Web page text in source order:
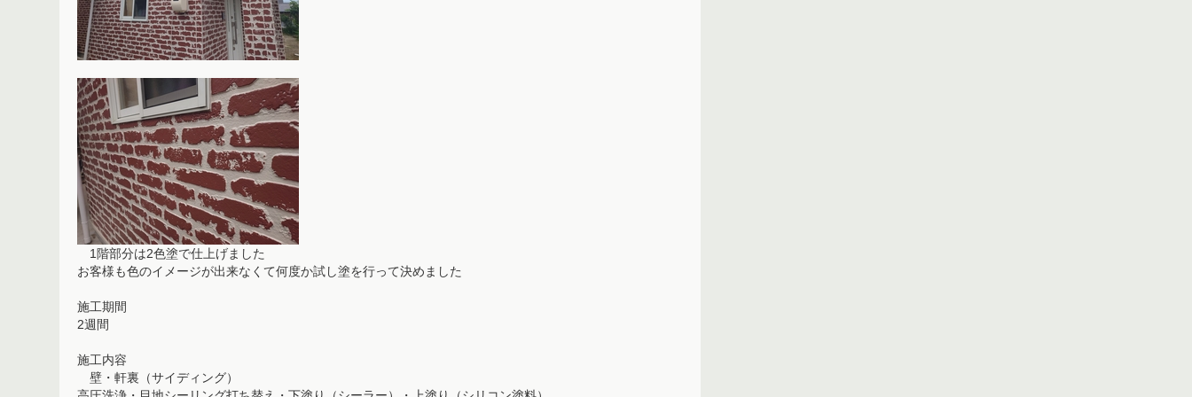
1階部分は2色塗で仕上げました
お客様も色のイメージが出来なくて何度か試し塗を行って決めました
施工期間
2週間
施工内容
壁・軒裏（サイディング）